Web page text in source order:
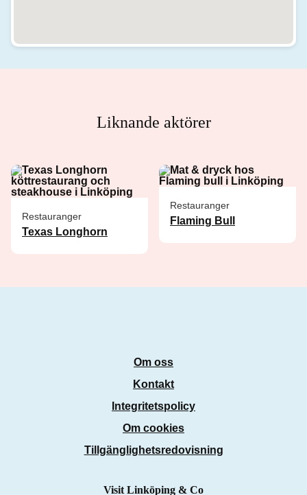
Liknande aktörer
Restauranger
Texas Longhorn
Restauranger
Flaming Bull
Om oss
Kontakt
Integritetspolicy
Om cookies
Tillgänglighetsredovisning
Visit Linköping & Co